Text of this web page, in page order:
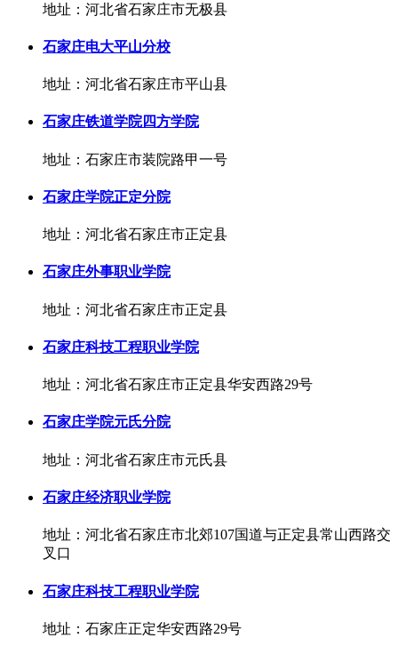
地址：河北省石家庄市无极县
石家庄电大平山分校
地址：河北省石家庄市平山县
石家庄铁道学院四方学院
地址：石家庄市装院路甲一号
石家庄学院正定分院
地址：河北省石家庄市正定县
石家庄外事职业学院
地址：河北省石家庄市正定县
石家庄科技工程职业学院
地址：河北省石家庄市正定县华安西路29号
石家庄学院元氏分院
地址：河北省石家庄市元氏县
石家庄经济职业学院
地址：河北省石家庄市北郊107国道与正定县常山西路交
叉口
石家庄科技工程职业学院
地址：石家庄正定华安西路29号